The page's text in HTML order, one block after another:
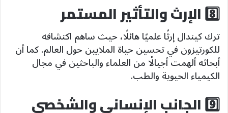
8️⃣ الإرث والتأثير المستمر
ترك كيندال إرثًا علميًا هائلًا، حيث ساهم اكتشافه
للكورتيزون في تحسين حياة الملايين حول العالم. كما أن
أبحاثه ألهمت أجيالًا من العلماء والباحثين في مجال
الكيمياء الحيوية والطب.
9️⃣ الجانب الإنساني والشخصي